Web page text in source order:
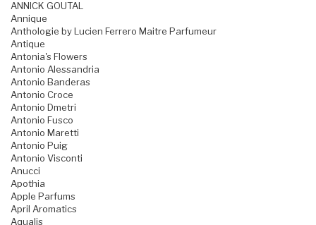
ANNICK GOUTAL
Annique
Anthologie by Lucien Ferrero Maitre Parfumeur
Antique
Antonia's Flowers
Antonio Alessandria
Antonio Banderas
Antonio Croce
Antonio Dmetri
Antonio Fusco
Antonio Maretti
Antonio Puig
Antonio Visconti
Anucci
Apothia
Apple Parfums
April Aromatics
Aqualis